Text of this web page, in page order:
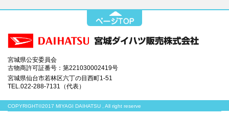
宮城県公安委員会
古物商許可証番号：第221030002419号
宮城県仙台市若林区六丁の目西町1-51
TEL.022-288-7131（代表）
COPYRIGHT©2017 MIYAGI DAIHATSU , All right reserve